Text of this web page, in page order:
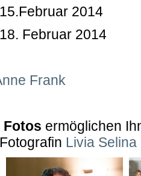
2014
Februar 2014
Frank
Fotos ermöglichen
Livia